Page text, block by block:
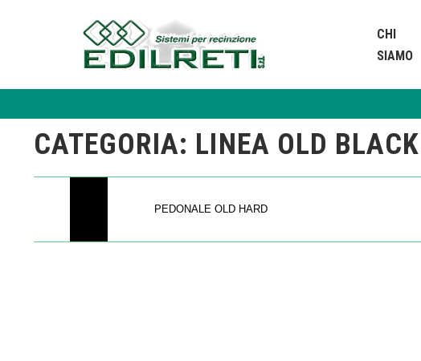
CHI
SIAMO
CATEGORIA: LINEA OLD BLACK
PEDONALE OLD HARD